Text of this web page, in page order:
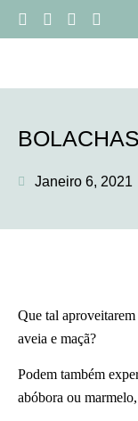
Janeiro 6, 2021
Que tal aproveitarem
aveia e maçã?
Podem também
abóbora ou